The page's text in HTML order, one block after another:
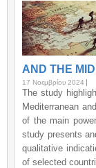
AND THE
17 Νοεμβρίου 2024
The study
Mediterranean
of the main
study presents
qualitative
of selected